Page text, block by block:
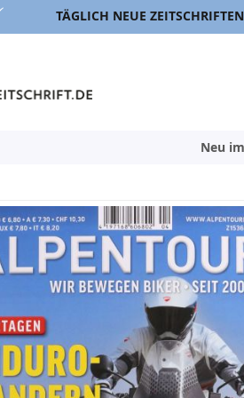
TÄGLICH NEUE ZEITSCHRIFTEN
Inhalt
Neu